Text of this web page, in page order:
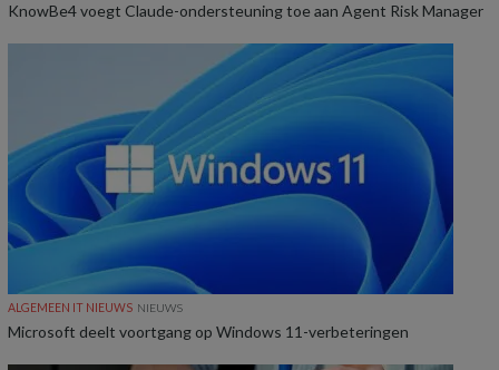
KnowBe4 voegt Claude-ondersteuning toe aan Agent Risk Manager
ALGEMEEN IT NIEUWS NIEUWS
Microsoft deelt voortgang op Windows 11-verbeteringen